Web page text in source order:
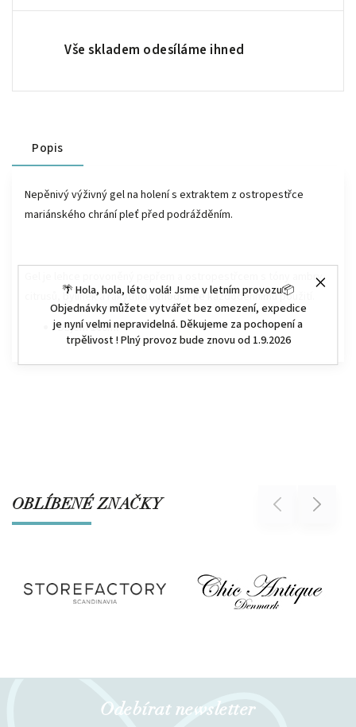
🌴 Hola, hola, léto volá! Jsme v letním provozu📦
Objednávky můžete vytvářet bez omezení, expedice
je nyní velmi nepravidelná. Děkujeme za pochopení a
trpělivost ! Plný provoz bude znovu od 1.9.2026
Vše skladem odesíláme ihned
Popis
Nepěnivý výživný gel na holení s extraktem z ostropestřce
mariánského chrání pleť před podrážděním.
Gel je lehce provoněný pepřem a ostropestřcem s tóny ambry,
citrusů, bylinek a rakytníku. Vhodný ke každodennímu použití.
Objem 100ml
OBLÍBENÉ ZNAČKY Previous Next
Odebírat newsletter